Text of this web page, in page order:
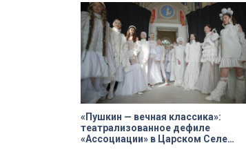
«Пушкин — вечная классика»:
театрализованное дефиле
«Ассоциации» в Царском Селе